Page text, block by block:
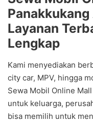
Layanan
Lengkap
Kami menyediakan
city car, MPV, hingga
Sewa Mobil Online
untuk keluarga,
bisa memilih untuk